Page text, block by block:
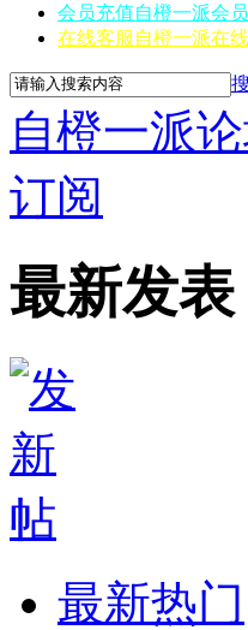
会员充值自橙一派会
在线客服 自橙一派在
自橙一派
订阅
最新发表
最新热门